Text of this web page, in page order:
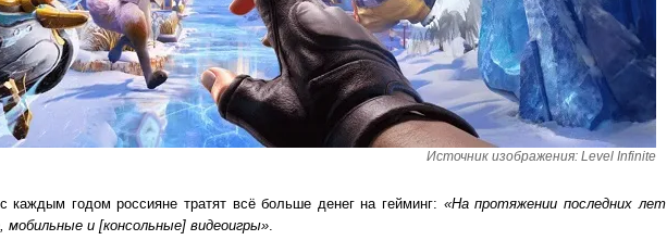
Источник изображения: Level Infinite
годом россияне тратят всё больше денег на гейминг: «На протяжении последних лет
и [консольные] видеоигры».